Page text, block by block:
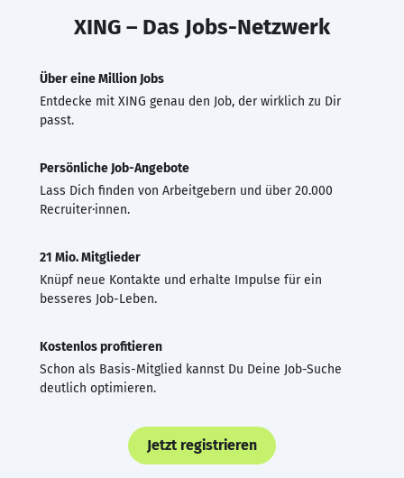
XING – Das Jobs-Netzwerk
Über eine Million Jobs
Entdecke mit XING genau den Job, der wirklich zu Dir
passt.
Persönliche Job-Angebote
Lass Dich finden von Arbeitgebern und über 20.000
Recruiter·innen.
21 Mio. Mitglieder
Knüpf neue Kontakte und erhalte Impulse für ein
besseres Job-Leben.
Kostenlos profitieren
Schon als Basis-Mitglied kannst Du Deine Job-Suche
deutlich optimieren.
Jetzt registrieren